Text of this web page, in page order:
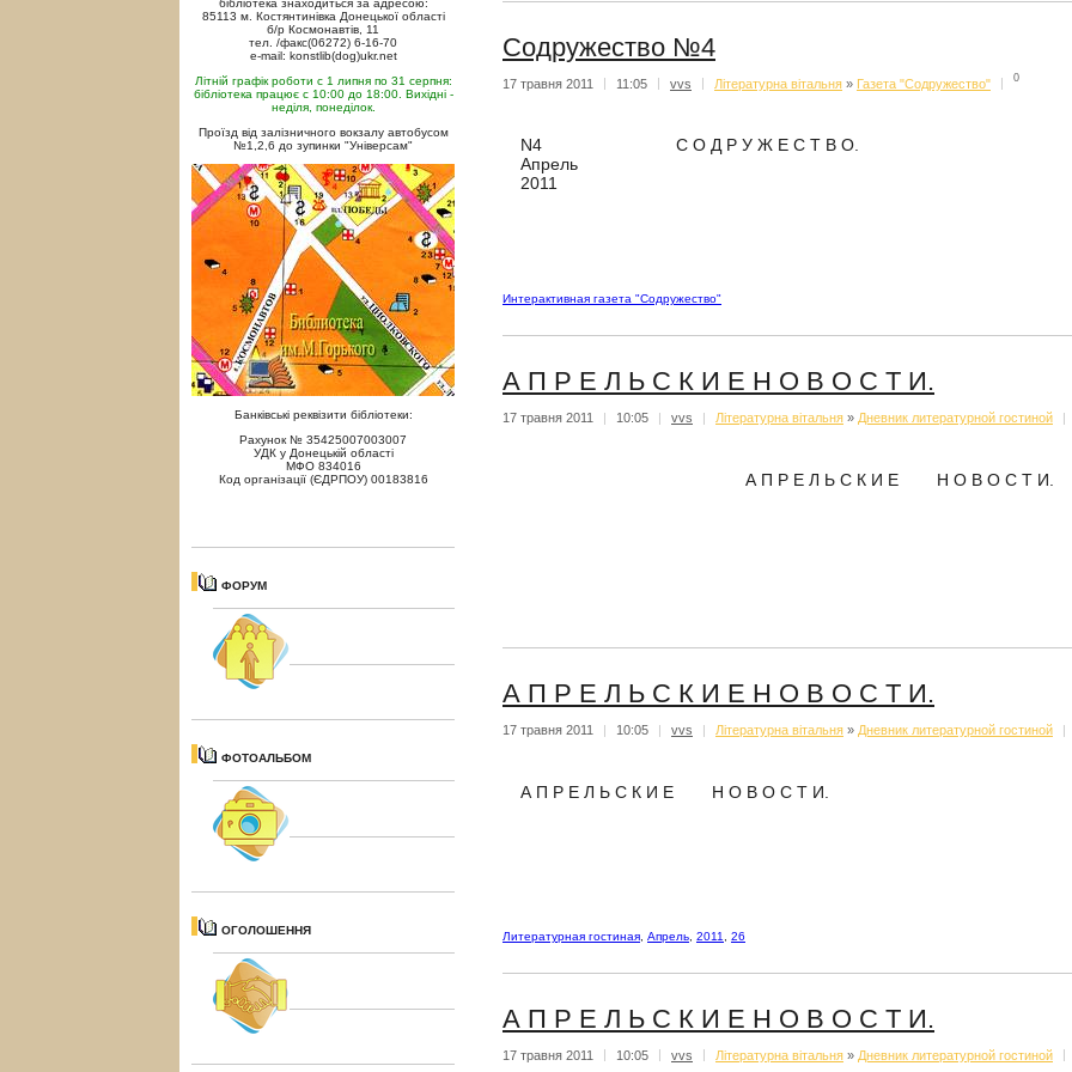
бібліотека знаходиться за адресою:
85113 м. Костянтинівка Донецької області
б/р Космонавтів, 11
тел. /факс(06272) 6-16-70
e-mail: konstlib(dog)ukr.net
Літній графік роботи с 1 липня по 31 серпня:
бібліотека працює с 10:00 до 18:00. Вихідні -
неділя, понеділок.
Проїзд від залізничного вокзалу автобусом
№1,2,6 до зупинки "Універсам"
Банківські реквізити бібліотеки:
Рахунок № 35425007003007
УДК у Донецькій області
МФО 834016
Код організації (ЄДРПОУ) 00183816
ФОРУМ
ФОТОАЛЬБОМ
ОГОЛОШЕННЯ
Содружество №4
17 травня 2011 11:05 vvs Літературна вітальня » Газета "Содружество" 0
N4 С О Д Р У Ж Е С Т В О.
Апрель
2011
Интерактивная газета "Содружество"
А П Р Е Л Ь С К И Е Н О В О С Т И.
17 травня 2011 | 10:05 | vvs | Літературна вітальня » Дневник литературной гостиной |
А П Р Е Л Ь С К И Е Н О В О С Т И.
А П Р Е Л Ь С К И Е Н О В О С Т И.
17 травня 2011 | 10:05 | vvs | Літературна вітальня » Дневник литературной гостиной |
А П Р Е Л Ь С К И Е Н О В О С Т И.
Литературная гостиная Апрель 2011 26
А П Р Е Л Ь С К И Е Н О В О С Т И.
17 травня 2011 10:05 vvs Літературна вітальня » Дневник литературной гостиной